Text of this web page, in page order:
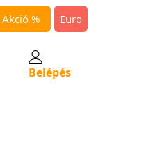
Akció % Euro
Belépés